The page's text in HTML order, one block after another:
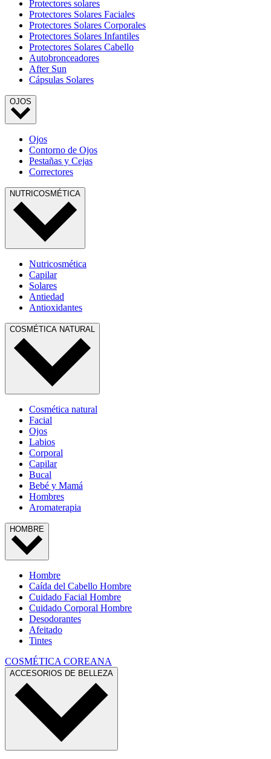
Protectores solares
Protectores Solares Faciales
Protectores Solares Corporales
Protectores Solares Infantiles
Protectores Solares Cabello
Autobronceadores
After Sun
Cápsulas Solares
OJOS
Ojos
Contorno de Ojos
Pestañas y Cejas
Correctores
NUTRICOSMÉTICA
Nutricosmética
Capilar
Solares
Antiedad
Antioxidantes
COSMÉTICA NATURAL
Cosmética natural
Facial
Ojos
Labios
Corporal
Capilar
Bucal
Bebé y Mamá
Hombres
Aromaterapia
HOMBRE
Hombre
Caída del Cabello Hombre
Cuidado Facial Hombre
Cuidado Corporal Hombre
Desodorantes
Afeitado
Tintes
COSMÉTICA COREANA
ACCESORIOS DE BELLEZA